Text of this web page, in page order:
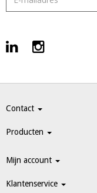
Contact
Producten
Mijn account
Klantenservice